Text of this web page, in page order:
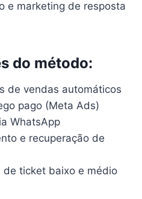
e marketing de resposta
do método:
de vendas automáticos
pago (Meta Ads)
WhatsApp
e recuperação de
de ticket baixo e médio